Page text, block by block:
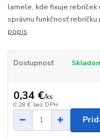
lamele, kde fixuje rebríček
správnu funkčnosť
popis
Dostupnosť
0,34 €/ks
0,28 € bez DPH